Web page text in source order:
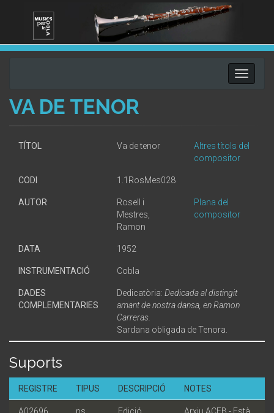
Toggle
VA DE TENOR
TÍTOL Va de tenor
Altres títols del
compositor
CODI 1.1RosMes028
AUTOR
Rosell i
Mestres,
Ramon
Plana del
compositor
DATA 1952
INSTRUMENTACIÓ Cobla
DADES
COMPLEMENTARIES
Dedicatòria: Dedicada al distingit
amant de nostra dansa, en Ramon
Carreras.
Sardana obligada de Tenora.
Suports
REGISTRE TIPUS DESCRIPCIÓ NOTES
A02696 ps
Edició
Arxiu ACFB - Està